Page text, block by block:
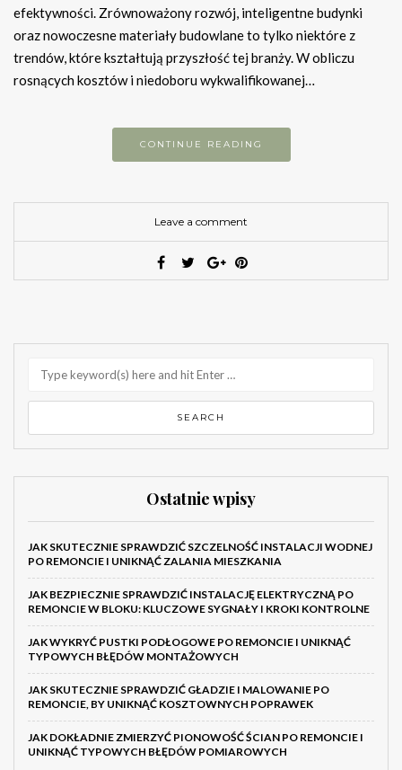
efektywności. Zrównoważony rozwój, inteligentne budynki
oraz nowoczesne materiały budowlane to tylko niektóre z
trendów, które kształtują przyszłość tej branży. W obliczu
rosnących kosztów i niedoboru wykwalifikowanej…
CONTINUE READING
Leave a comment
Ostatnie wpisy
JAK SKUTECZNIE SPRAWDZIĆ SZCZELNOŚĆ INSTALACJI WODNEJ
PO REMONCIE I UNIKNĄĆ ZALANIA MIESZKANIA
JAK BEZPIECZNIE SPRAWDZIĆ INSTALACJĘ ELEKTRYCZNĄ PO
REMONCIE W BLOKU: KLUCZOWE SYGNAŁY I KROKI KONTROLNE
JAK WYKRYĆ PUSTKI PODŁOGOWE PO REMONCIE I UNIKNĄĆ
TYPOWYCH BŁĘDÓW MONTAŻOWYCH
JAK SKUTECZNIE SPRAWDZIĆ GŁADZIE I MALOWANIE PO
REMONCIE, BY UNIKNĄĆ KOSZTOWNYCH POPRAWEK
JAK DOKŁADNIE ZMIERZYĆ PIONOWOŚĆ ŚCIAN PO REMONCIE I
UNIKNĄĆ TYPOWYCH BŁĘDÓW POMIAROWYCH